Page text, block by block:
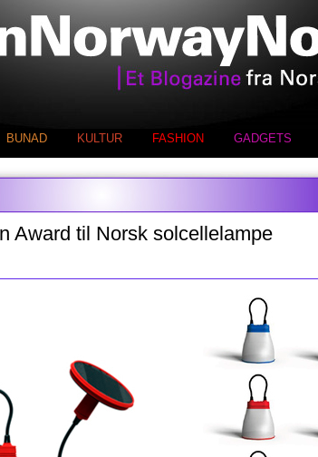
BUNAD KULTUR FASHION GADGETS
Award til Norsk solcellelampe